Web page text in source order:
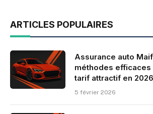
ARTICLES POPULAIRES
Assurance auto
méthodes efficaces
tarif attractif en 2026
5 février 2026